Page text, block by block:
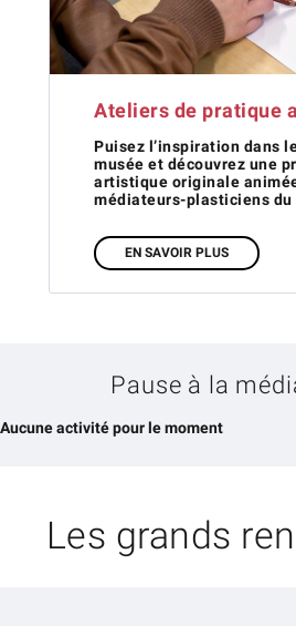
Ateliers de pratique
Puisez l’inspiration dans
musée et découvrez une
artistique originale
médiateurs-plasticiens du
EN SAVOIR PLUS
Pause à la
Aucune activité pour le moment
Les grands